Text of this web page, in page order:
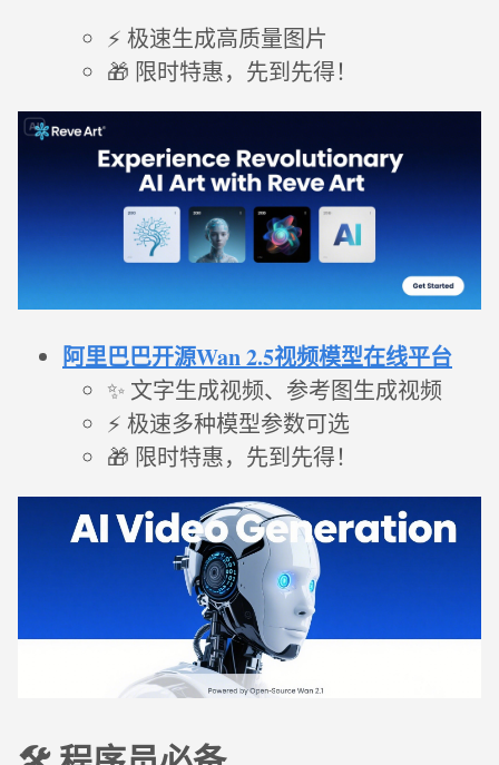
⚡ 极速生成高质量图片
🎁 限时特惠，先到先得！
阿里巴巴开源Wan 2.5视频模型在线平台
✨ 文字生成视频、参考图生成视频
⚡ 极速多种模型参数可选
🎁 限时特惠，先到先得！